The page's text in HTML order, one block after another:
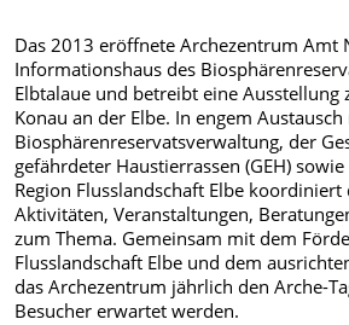
Das 2013 eröffnete Archezentrum Amt
Informationshaus des
Elbtalaue und betreibt eine Ausstellung
Konau an der Elbe. In engem
Biosphärenreservatsverwaltung, der
gefährdeter Haustierrassen (GEH)
Region Flusslandschaft Elbe
Aktivitäten, Veranstaltungen,
zum Thema. Gemeinsam mit dem
Flusslandschaft Elbe und dem
das Archezentrum jährlich den Arche-
Besucher erwartet werden.